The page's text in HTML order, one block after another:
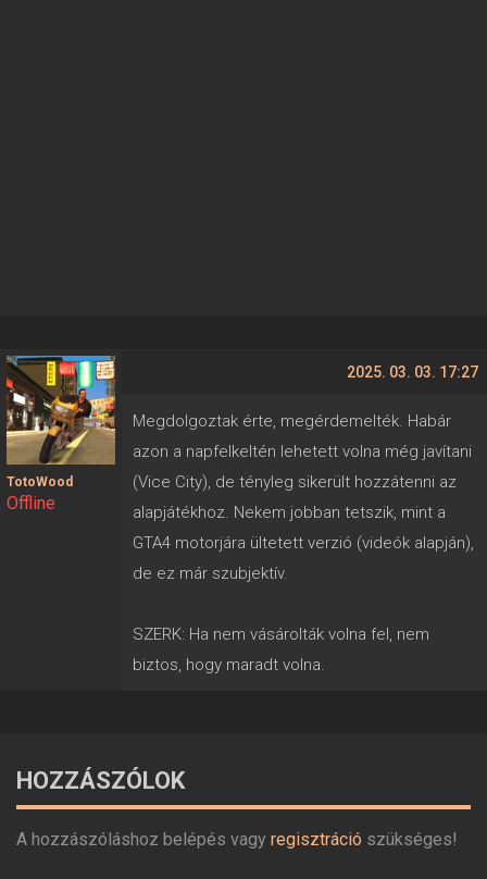
TotoWood
Offline
2025. 03. 03. 17:27
Megdolgoztak érte, megérdemelték. Habár
azon a napfelkeltén lehetett volna még javítani
(Vice City), de tényleg sikerült hozzátenni az
alapjátékhoz. Nekem jobban tetszik, mint a
GTA4 motorjára ültetett verzió (videók alapján),
de ez már szubjektív.
SZERK: Ha nem vásárolták volna fel, nem
biztos, hogy maradt volna.
HOZZÁSZÓLOK
A hozzászóláshoz belépés vagy regisztráció szükséges!